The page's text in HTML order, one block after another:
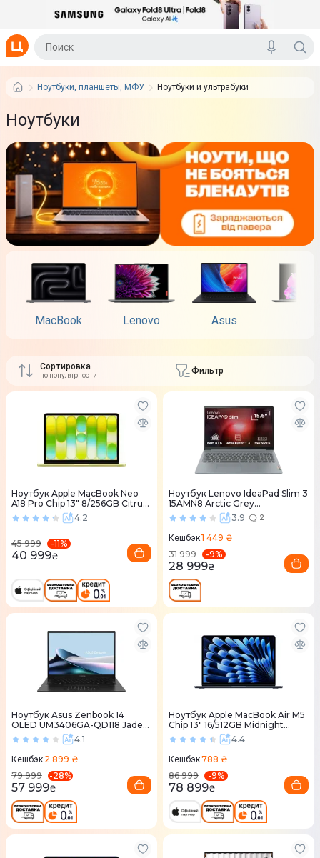
Ноутбуки, планшеты, МФУ Ноутбуки и ультрабуки
Ноутбуки
MacBook Lenovo Asus
Сортировка
по популярности Фильтр
Ноутбук Apple MacBook Neo
A18 Pro Chip 13" 8/256GB Citrus
(MHFD4) 20264.2
45 999 -11%
40 999₴
Ноутбук Lenovo IdeaPad Slim 3
15AMN8 Arctic Grey
(82XQ01K0RA)3.9 2
Кешбэк1 449 ₴
31 999
-9%
28 999₴
Ноутбук Asus Zenbook 14
OLED UM3406GA-QD118 Jade
Black (90NB17R1-M009W0)
4.1
Кешбэк 2 899 ₴
79 999
-28%
57 999₴
Ноутбук Apple MacBook Air M5
Chip 13" 16/512GB Midnight
(MDHE4) 20264.4
Кешбэк788 ₴
86 999
-9%
78 899₴